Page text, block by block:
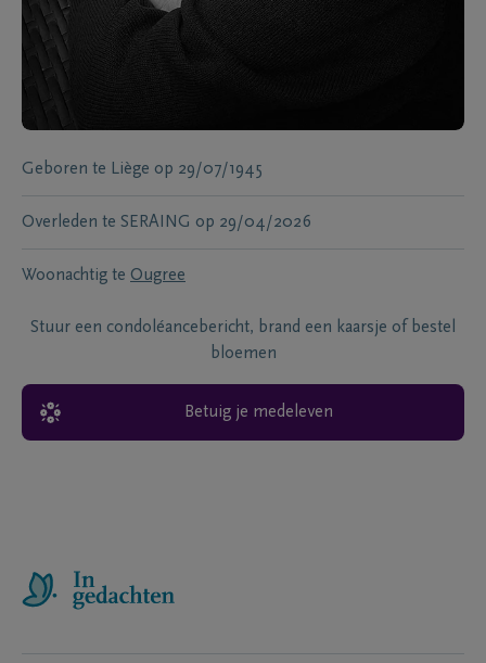
Geboren te Liège op 29/07/1945
Overleden te SERAING op 29/04/2026
Woonachtig te Ougree
Stuur een condoléancebericht, brand een kaarsje of bestel
bloemen
Betuig je medeleven